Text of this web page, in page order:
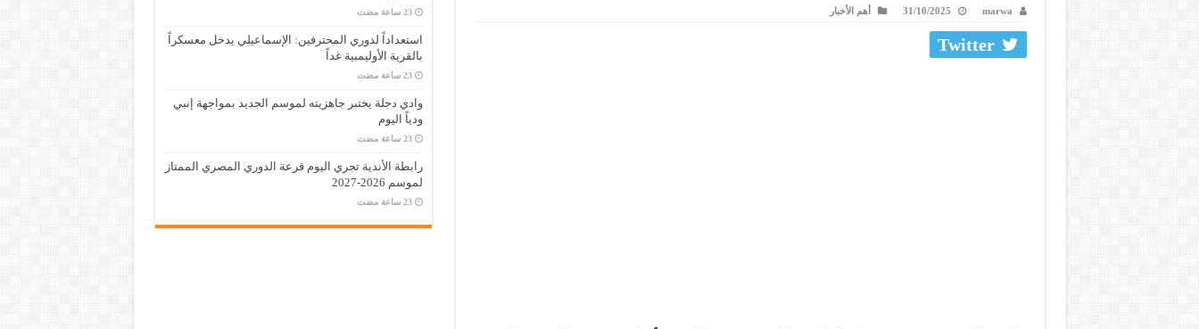
marwa
31/10/2025 أهم الأخبار
Twitter
‏23 ساعة مضت
استعداداً لدوري المحترفين: الإسماعيلي يدخل معسكراً
بالقرية الأوليمبية غداً
‏23 ساعة مضت
وادي دجلة يختبر جاهزيته لموسم الجديد بمواجهة إنبي
ودياً اليوم
‏23 ساعة مضت
رابطة الأندية تجري اليوم قرعة الدوري المصري الممتاز
لموسم 2026-2027
‏23 ساعة مضت